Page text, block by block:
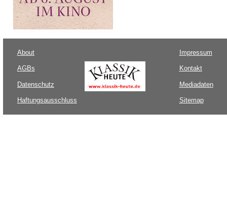
About
AGBs
Datenschutz
Haftungsausschluss
Impressum
Kontakt
Mediadaten
Sitemap